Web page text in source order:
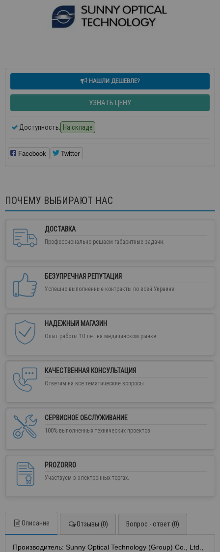
НАШЛИ ДЕШЕВЛЕ?
УЗНАТЬ ЦЕНУ
Доступность: На складе
Facebook Twitter
ПОЧЕМУ ВЫБИРАЮТ НАС
ДОСТАВКА
Профессионально решаем габаритные задачи.
БЕЗУПРЕЧНАЯ РЕПУТАЦИЯ
Успешно выполненные контракты по всей Украине.
НАДЕЖНЫЙ МАГАЗИН
Опыт работы 10 лет на медицинском рынке.
КАЧЕСТВЕННАЯ КОНСУЛЬТАЦИЯ
Ответим на все тематические вопросы.
СЕРВИСНОЕ ОБСЛУЖИВАНИЕ
100% выполненных технических проектов.
PROZORRO
Участвуем в электронных торгах.
Описание Отзывы (0) Вопрос - ответ (0)
Производитель: Sunny Optical Technology (Group) Co., Ltd.,